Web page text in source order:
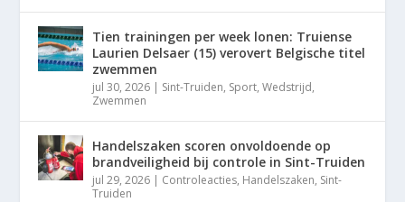
Tien trainingen per week lonen: Truiense
Laurien Delsaer (15) verovert Belgische titel
zwemmen
jul 30, 2026 | Sint-Truiden, Sport,Wedstrijd,
Zwemmen
Handelszaken scoren onvoldoende op
brandveiligheid bij controle in Sint-Truiden
jul 29, 2026 | Controleacties, Handelszaken, Sint-
Truiden